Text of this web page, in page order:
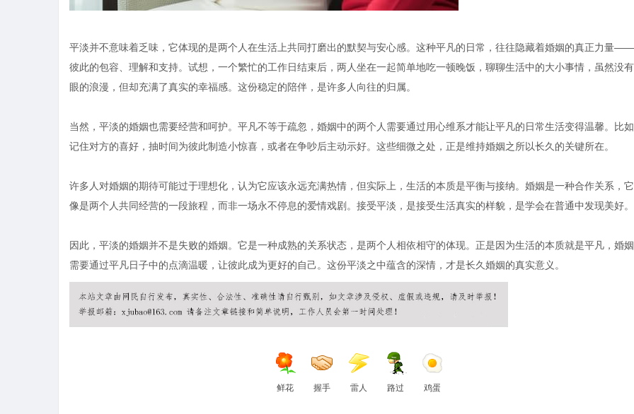
平淡并不意味着乏味，它体现的是两个人在生活上共同打磨出的默契与安心感。这种平凡的日常，往往隐藏着婚姻的真正力量
彼此的包容、理解和支持。试想，一个繁忙的工作日结束后，两人坐在一起简单地吃一顿晚饭，聊聊生活中的大小事情，虽然没
眼的浪漫，但却充满了真实的幸福感。这份稳定的陪伴，是许多人向往的归属。
当然，平淡的婚姻也需要经营和呵护。平凡不等于疏忽，婚姻中的两个人需要通过用心维系才能让平凡的日常生活变得温馨。比
记住对方的喜好，抽时间为彼此制造小惊喜，或者在争吵后主动示好。这些细微之处，正是维持婚姻之所以长久的关键所在。
许多人对婚姻的期待可能过于理想化，认为它应该永远充满热情，但实际上，生活的本质是平衡与接纳。婚姻是一种合作关系，
像是两个人共同经营的一段旅程，而非一场永不停息的爱情戏剧。接受平淡，是接受生活真实的样貌，是学会在普通中发现美好。
因此，平淡的婚姻并不是失败的婚姻。它是一种成熟的关系状态，是两个人相依相守的体现。正是因为生活的本质就是平凡，婚
需要通过平凡日子中的点滴温暖，让彼此成为更好的自己。这份平淡之中蕴含的深情，才是长久婚姻的真实意义。
鲜花 握手 雷人 路过 鸡蛋